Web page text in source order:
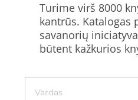
Turime virš 8000
kantrūs. Katalogas
savanorių
būtent kažkurios